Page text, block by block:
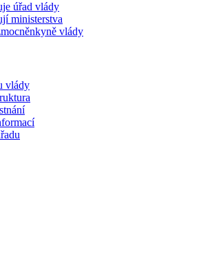
úřad vlády
ministerstva
vlády
vlády